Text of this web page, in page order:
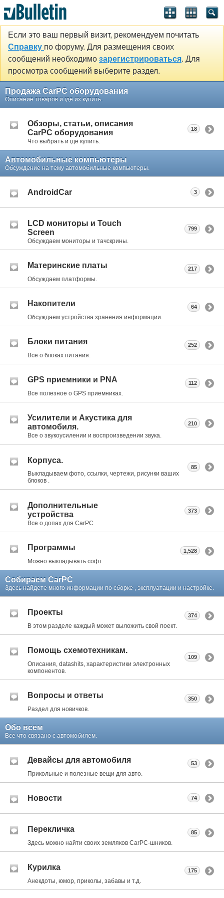
Если это ваш первый визит, рекомендуем почитать
Справку по форуму. Для размещения своих
сообщений необходимо зарегистрироваться. Для
просмотра сообщений выберите раздел.
Продажа CarPC оборудования
Описание товаров и где их купить.
Обзоры, статьи, описания
CarPC оборудования
Что выбрать и где купить.
18
Автомобильные компьютеры
Обсуждение на тему автомобильные компьютеры.
AndroidCar 3
LCD мониторы и Touch
Screen
Обсуждаем мониторы и тачскрины.
799
Материнские платы
Обсуждаем платформы.
217
Накопители
Обсуждаем устройства хранения информации.
64
Блоки питания
Все о блоках питания.
252
GPS приемники и PNA
Все полезное о GPS приемниках.
112
Усилители и Акустика для
автомобиля.
Все о звукоусилении и воспроизведении звука.
210
Корпуса.
Выкладываем фото, ссылки, чертежи, рисунки ваших
блоков .
85
Дополнительные
устройства
Все о допах для CarPC
373
Программы
Можно выкладывать софт.
1,528
Собираем CarPC
Здесь найдете много информации по сборке , эксплуатации и настройке.
Проекты
В этом разделе каждый может выложить свой поект.
374
Помощь схемотехникам.
Описания, datashits, характеристики электронных
компонентов.
109
Вопросы и ответы
Раздел для новичков.
350
Обо всем
Все что связано с автомобилем.
Девайсы для автомобиля
Прикольные и полезные вещи для авто.
53
Новости 74
Перекличка
Здесь можно найти своих земляков CarPC-шников.
85
Курилка
Анекдоты, юмор, приколы, забавы и т.д.
175